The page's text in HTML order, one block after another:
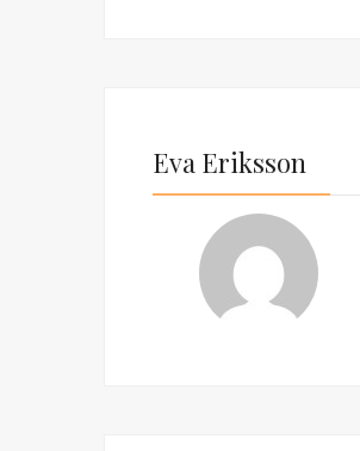
Eva Eriksson